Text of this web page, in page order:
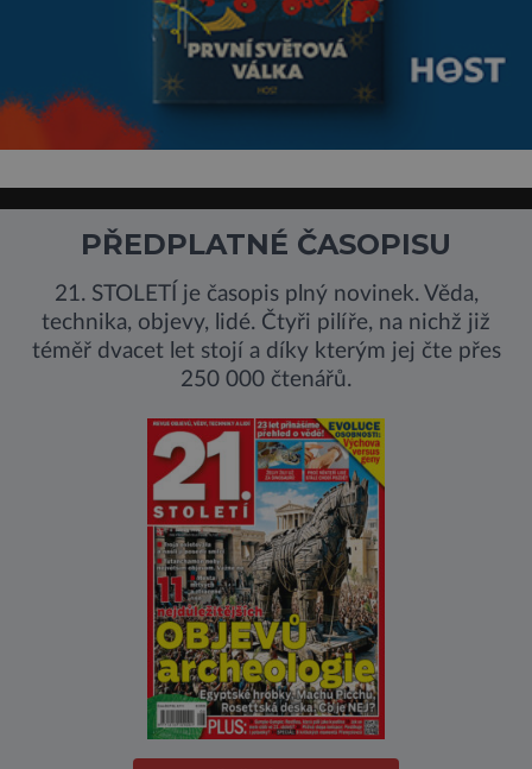
PŘEDPLATNÉ ČASOPISU
21. STOLETÍ je časopis plný novinek. Věda,
technika, objevy, lidé. Čtyři pilíře, na nichž již
téměř dvacet let stojí a díky kterým jej čte přes
250 000 čtenářů.